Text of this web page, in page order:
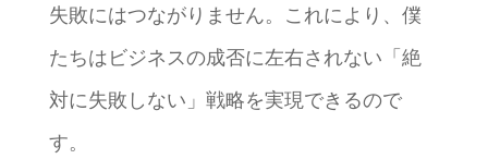
失敗にはつながりません。これにより、僕
たちはビジネスの成否に左右されない「絶
対に失敗しない」戦略を実現できるので
す。